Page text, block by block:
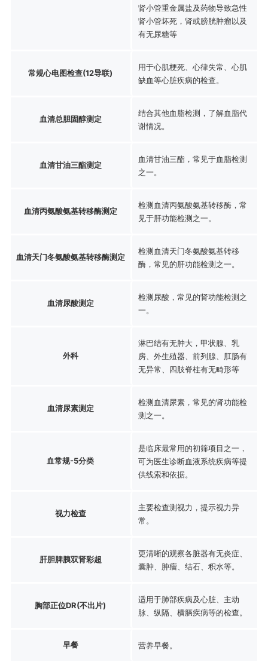
肾小管重金属盐及药物导致急性
肾小管坏死，肾或膀胱肿瘤以及
有无尿糖等
常规心电图检查(12导联)
用于心肌梗死、心律失常、心肌
缺血等心脏疾病的检查。
血清总胆固醇测定
结合其他血脂检测，了解血脂代
谢情况。
血清甘油三酯测定
血清甘油三酯，常见于血脂检测
之一。
血清丙氨酸氨基转移酶测定
检测血清丙氨酸氨基转移酶，常
见于肝功能检测之一。
血清天门冬氨酸氨基转移酶测定
检测血清天门冬氨酸氨基转移
酶，常见的肝功能检测之一。
血清尿酸测定
检测尿酸，常见的肾功能检测之
一。
外科
淋巴结有无肿大，甲状腺、乳
房、外生殖器、前列腺、肛肠有
无异常、四肢脊柱有无畸形等
血清尿素测定
检测血清尿素，常见的肾功能检
测之一。
血常规-5分类
是临床最常用的初筛项目之一，
可为医生诊断血液系统疾病等提
供线索和依据。
视力检查
主要检查测视力，提示视力异
常。
肝胆脾胰双肾彩超
更清晰的观察各脏器有无炎症、
囊肿、肿瘤、结石、积水等。
胸部正位DR(不出片)
适用于肺部疾病及心脏、主动
脉、纵隔、横膈疾病等的检查。
早餐 营养早餐。